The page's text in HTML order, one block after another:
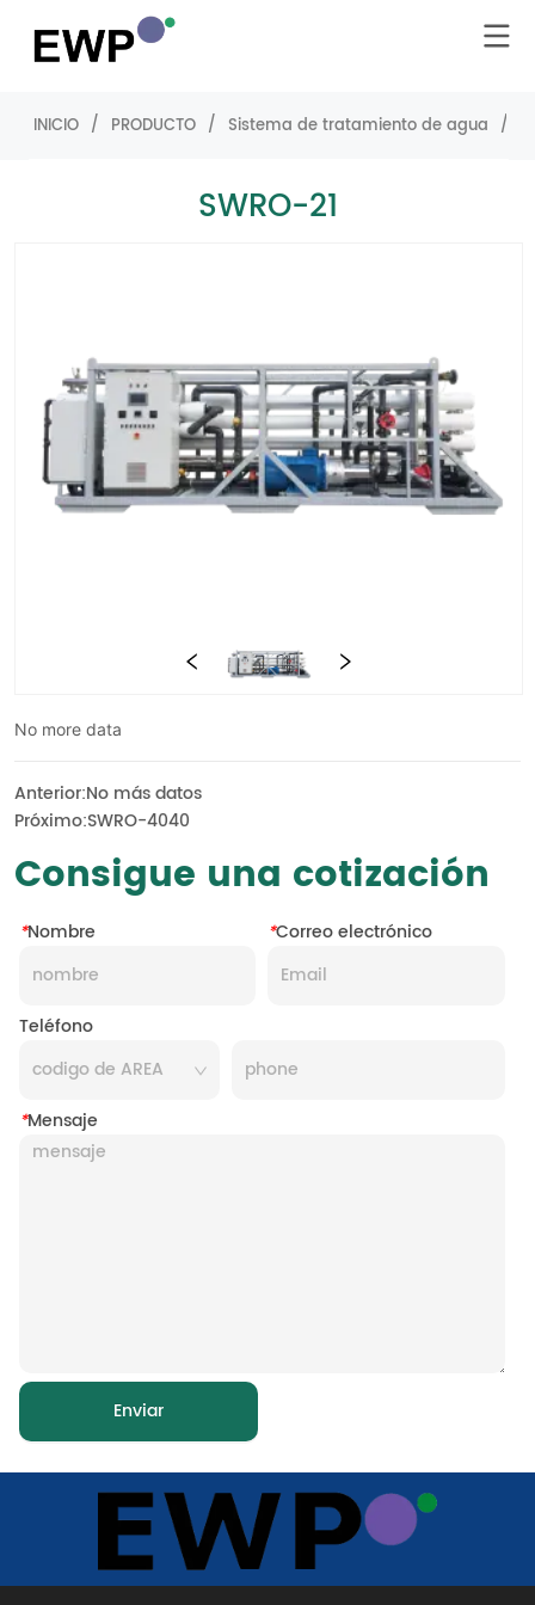
INICIO / PRODUCTO / Sistema de tratamiento de agua /
SWRO-21
No more data
Anterior:No más datos
Próximo:SWRO-4040
Consigue una cotización
*Nombre *Correo electrónico
Teléfono
*Mensaje
Enviar